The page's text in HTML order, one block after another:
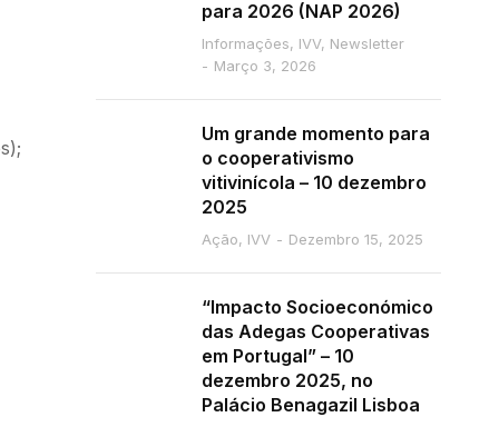
para 2026 (NAP 2026)
Informações, IVV, Newsletter
Março 3, 2026
Um grande momento para
o cooperativismo
vitivinícola – 10 dezembro
2025
Ação, IVV Dezembro 15, 2025
“Impacto Socioeconómico
das Adegas Cooperativas
em Portugal” – 10
dezembro 2025, no
Palácio Benagazil Lisboa